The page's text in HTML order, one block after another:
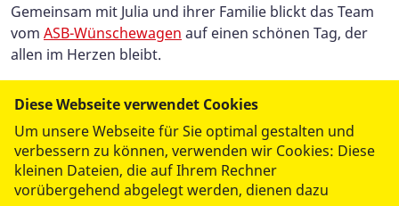
Gemeinsam mit Julia und ihrer Familie blickt das Team
vom ASB-Wünschewagen auf einen schönen Tag, der
allen im Herzen bleibt.
Mehr Informationen zum Wünschewagen des ASB in
Diese Webseite verwendet Cookies
Um unsere Webseite für Sie optimal gestalten und
verbessern zu können, verwenden wir Cookies: Diese
kleinen Dateien, die auf Ihrem Rechner
vorübergehend abgelegt werden, dienen dazu